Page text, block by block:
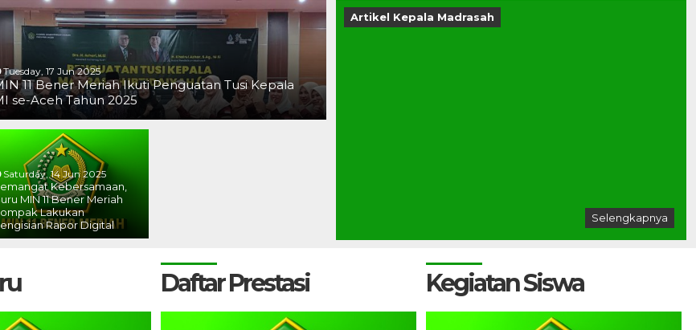
Tuesday, 17 Jun 2025
11 Bener Meriah Ikuti Penguatan Tusi Kepala
se-Aceh Tahun 2025
Saturday, 14 Jun 2025
Kebersamaan,
MIN 11 Bener Meriah
Lakukan
Rapor Digital
Artikel Kepala Madrasah
Selengkapnya
Daftar Prestasi Kegiatan Siswa